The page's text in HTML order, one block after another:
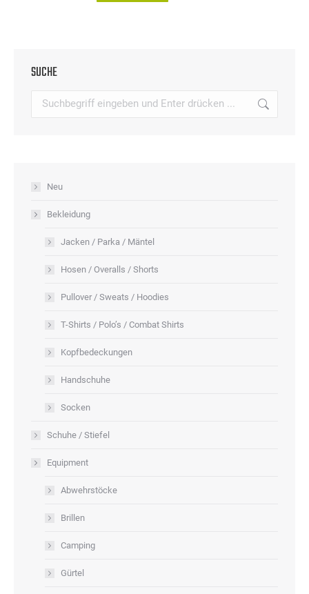
Die
SUCHE
Neu
Bekleidung
Jacken / Parka / Mäntel
Hosen / Overalls / Shorts
Pullover / Sweats / Hoodies
T-Shirts / Polo’s / Combat Shirts
Kopfbedeckungen
Handschuhe
Socken
Schuhe / Stiefel
Equipment
Abwehrstöcke
Brillen
Camping
Gürtel